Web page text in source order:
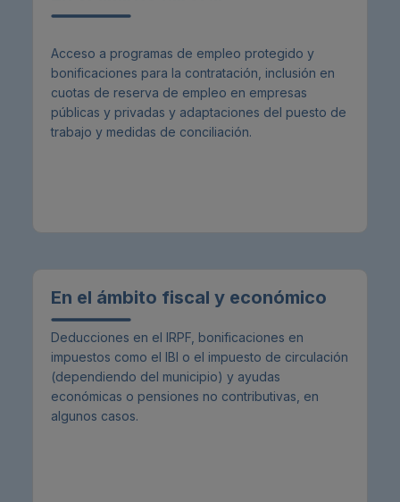
Acceso a programas de empleo protegido y
bonificaciones para la contratación, inclusión en
cuotas de reserva de empleo en empresas
públicas y privadas y adaptaciones del puesto de
trabajo y medidas de conciliación.
En el ámbito fiscal y económico
Deducciones en el IRPF, bonificaciones en
impuestos como el IBI o el impuesto de circulación
(dependiendo del municipio) y ayudas
económicas o pensiones no contributivas, en
algunos casos.